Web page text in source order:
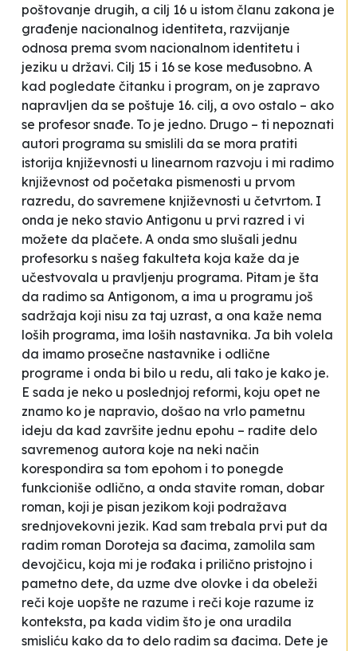
poštovanje drugih, a cilj 16 u istom članu zakona je
građenje nacionalnog identiteta, razvijanje
odnosa prema svom nacionalnom identitetu i
jeziku u državi. Cilj 15 i 16 se kose međusobno. A
kad pogledate čitanku i program, on je zapravo
napravljen da se poštuje 16. cilj, a ovo ostalo – ako
se profesor snađe. To je jedno. Drugo – ti nepoznati
autori programa su smislili da se mora pratiti
istorija književnosti u linearnom razvoju i mi radimo
književnost od početaka pismenosti u prvom
razredu, do savremene književnosti u četvrtom. I
onda je neko stavio Antigonu u prvi razred i vi
možete da plačete. A onda smo slušali jednu
profesorku s našeg fakulteta koja kaže da je
učestvovala u pravljenju programa. Pitam je šta
da radimo sa Antigonom, a ima u programu još
sadržaja koji nisu za taj uzrast, a ona kaže nema
loših programa, ima loših nastavnika. Ja bih volela
da imamo prosečne nastavnike i odlične
programe i onda bi bilo u redu, ali tako je kako je.
E sada je neko u poslednjoj reformi, koju opet ne
znamo ko je napravio, došao na vrlo pametnu
ideju da kad završite jednu epohu – radite delo
savremenog autora koje na neki način
korespondira sa tom epohom i to ponegde
funkcioniše odlično, a onda stavite roman, dobar
roman, koji je pisan jezikom koji podražava
srednjovekovni jezik. Kad sam trebala prvi put da
radim roman Doroteja sa đacima, zamolila sam
devojčicu, koja mi je rođaka i prilično pristojno i
pametno dete, da uzme dve olovke i da obeleži
reči koje uopšte ne razume i reči koje razume iz
konteksta, pa kada vidim što je ona uradila
smisliću kako da to delo radim sa đacima. Dete je